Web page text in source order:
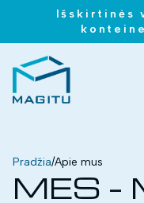
Išskirtinės
Pradžia/Apie mus
MES –